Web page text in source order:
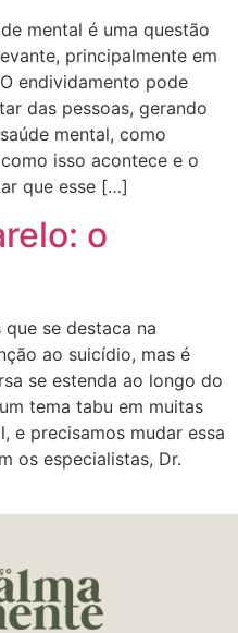
mental é uma questão
principalmente em
endividamento pode
das pessoas, gerando
mental, como
isso acontece e o
que esse […]
o
se destaca na
ao suicídio, mas é
se estenda ao longo do
tema tabu em muitas
e precisamos mudar essa
os especialistas, Dr.